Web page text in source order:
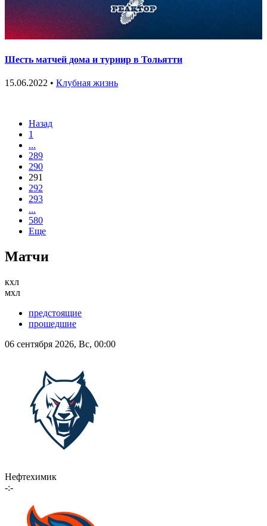
Шесть матчей дома и турнир в Тольятти
15.06.2022 • Клубная жизнь
Назад
1
...
289
290
291
292
293
...
580
Еще
Матчи
кхл
мхл
предстоящие
прошедшие
06 сентября 2026, Вс, 00:00
Нефтехимик
-:-